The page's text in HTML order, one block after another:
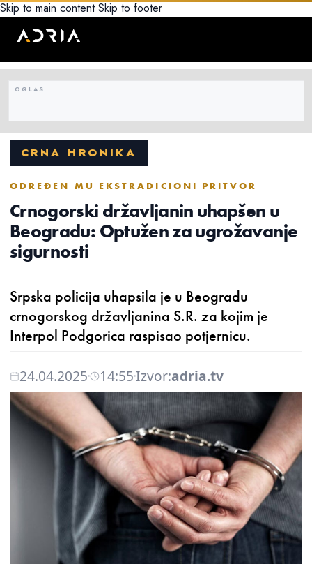
Skip to main content Skip to footer
CRNA HRONIKA
ODREĐEN MU EKSTRADICIONI PRITVOR
Crnogorski državljanin uhapšen u
Beogradu: Optužen za ugrožavanje
sigurnosti
Srpska policija uhapsila je u Beogradu
crnogorskog državljanina S.R. za kojim je
Interpol Podgorica raspisao potjernicu.
24.04.2025 14:55Izvor:adria.tv